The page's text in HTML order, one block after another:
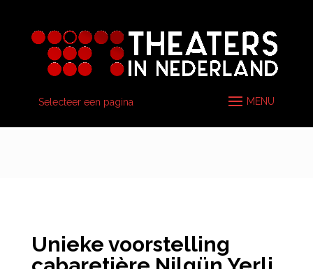
Selecteer een pagina
Unieke voorstelling